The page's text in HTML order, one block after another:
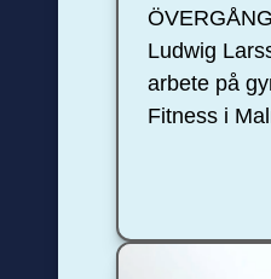
Ludwig
arbete på
Fitness i